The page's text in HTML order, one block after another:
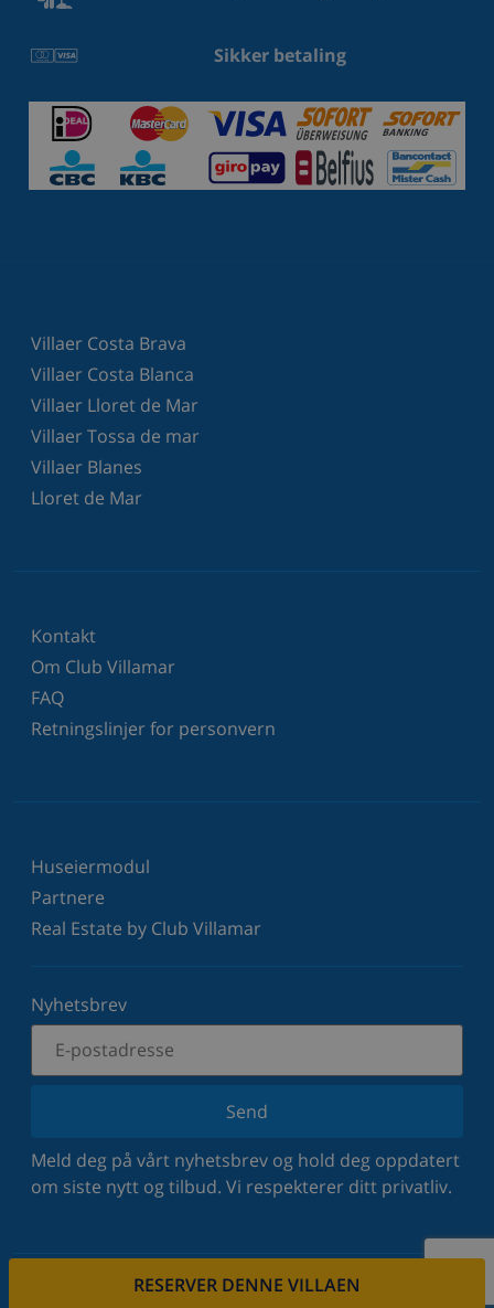
RESERVER DENNE VILLAEN
Sikker betaling
Villaer Costa Brava
Villaer Costa Blanca
Villaer Lloret de Mar
Villaer Tossa de mar
Villaer Blanes
Lloret de Mar
Kontakt
Om Club Villamar
FAQ
Retningslinjer for personvern
Huseiermodul
Partnere
Real Estate by Club Villamar
Nyhetsbrev
Send
Meld deg på vårt nyhetsbrev og hold deg oppdatert
om siste nytt og tilbud. Vi respekterer ditt privatliv.